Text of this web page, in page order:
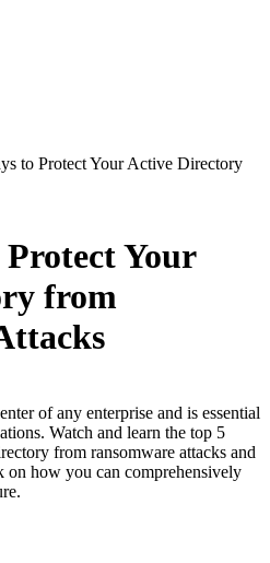
to Protect Your Active Directory
Protect Your
from
of any enterprise and is essential
Watch and learn the top 5
from ransomware attacks and
how you can comprehensively